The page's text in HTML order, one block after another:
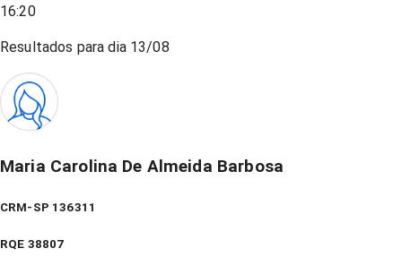
16:20
Resultados para dia 13/08
Maria Carolina De Almeida Barbosa
CRM-SP 136311
RQE 38807